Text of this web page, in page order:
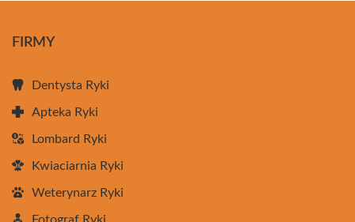
FIRMY
Dentysta Ryki
Apteka Ryki
Lombard Ryki
Kwiaciarnia Ryki
Weterynarz Ryki